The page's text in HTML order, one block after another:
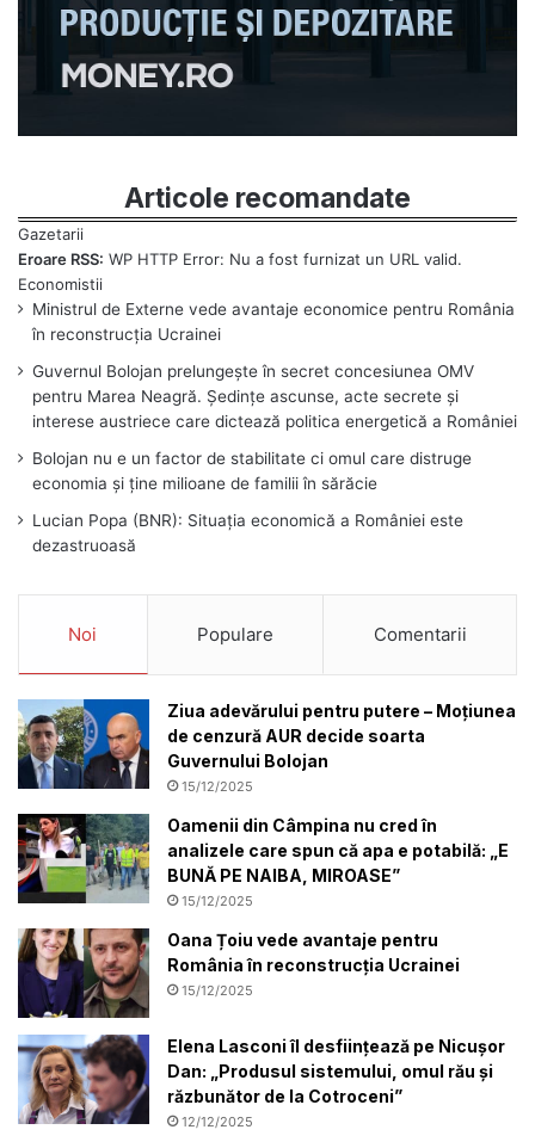
Articole recomandate
Eroare RSS: WP HTTP Error: Nu a fost furnizat un URL valid.
Ministrul de Externe vede avantaje economice pentru România
în reconstrucția Ucrainei
Guvernul Bolojan prelungește în secret concesiunea OMV
pentru Marea Neagră. Ședințe ascunse, acte secrete și
interese austriece care dictează politica energetică a României
Bolojan nu e un factor de stabilitate ci omul care distruge
economia și ține milioane de familii în sărăcie
Lucian Popa (BNR): Situația economică a României este
dezastruoasă
Noi Populare Comentarii
Ziua adevărului pentru putere – Moțiunea
de cenzură AUR decide soarta
Guvernului Bolojan
15/12/2025
Oamenii din Câmpina nu cred în
analizele care spun că apa e potabilă: „E
BUNĂ PE NAIBA, MIROASE”
15/12/2025
Oana Țoiu vede avantaje pentru
România în reconstrucția Ucrainei
15/12/2025
Elena Lasconi îl desființează pe Nicușor
Dan: „Produsul sistemului, omul rău și
răzbunător de la Cotroceni”
12/12/2025